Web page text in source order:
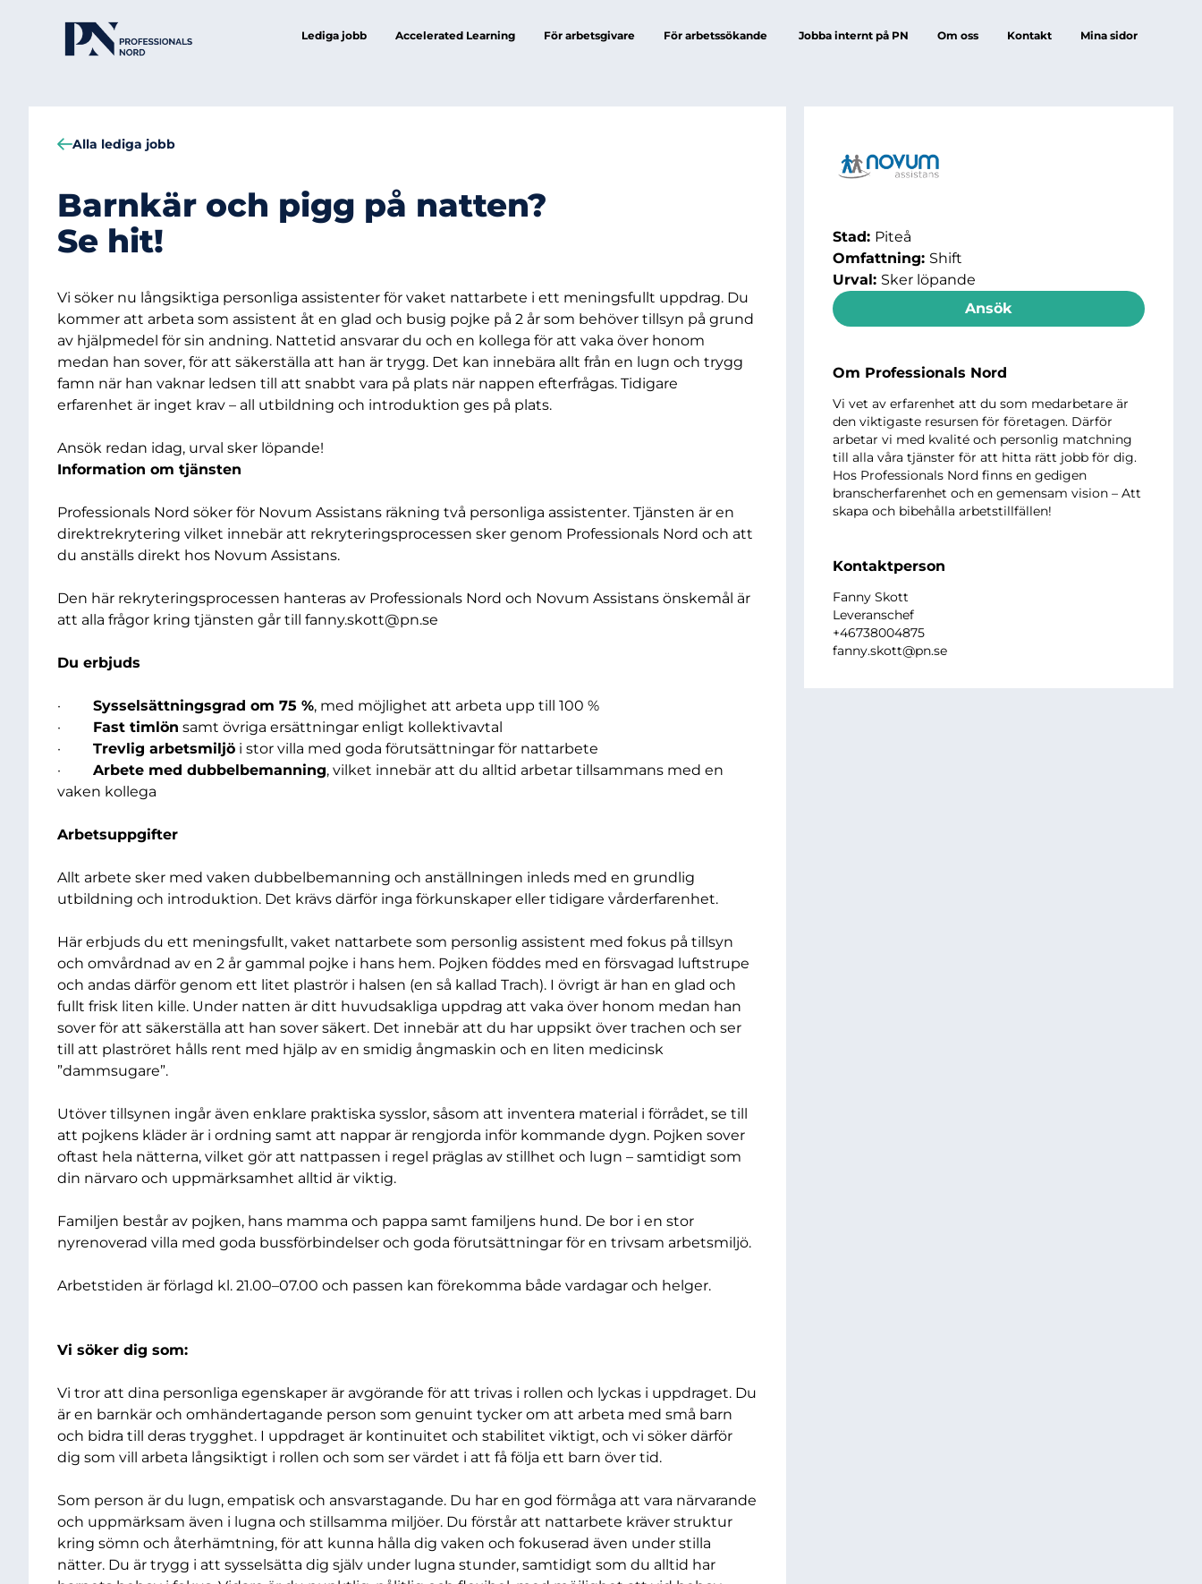
Lediga jobb Accelerated Learning För arbetsgivare För arbetssökande Jobba internt på PN Om oss Kontakt Mina sidor
Alla lediga jobb
Barnkär och pigg på natten?
Se hit!
Vi söker nu långsiktiga personliga assistenter för vaket nattarbete i ett meningsfullt uppdrag. Du
kommer att arbeta som assistent åt en glad och busig pojke på 2 år som behöver tillsyn på grund
av hjälpmedel för sin andning. Nattetid ansvarar du och en kollega för att vaka över honom
medan han sover, för att säkerställa att han är trygg. Det kan innebära allt från en lugn och trygg
famn när han vaknar ledsen till att snabbt vara på plats när nappen efterfrågas. Tidigare
erfarenhet är inget krav – all utbildning och introduktion ges på plats.
Ansök redan idag, urval sker löpande!
Information om tjänsten
Professionals Nord söker för Novum Assistans räkning två personliga assistenter. Tjänsten är en
direktrekrytering vilket innebär att rekryteringsprocessen sker genom Professionals Nord och att
du anställs direkt hos Novum Assistans.
Den här rekryteringsprocessen hanteras av Professionals Nord och Novum Assistans önskemål är
att alla frågor kring tjänsten går till fanny.skott@pn.se
Du erbjuds
· Sysselsättningsgrad om 75 %, med möjlighet att arbeta upp till 100 %
· Fast timlön samt övriga ersättningar enligt kollektivavtal
· Trevlig arbetsmiljö i stor villa med goda förutsättningar för nattarbete
· Arbete med dubbelbemanning, vilket innebär att du alltid arbetar tillsammans med en
vaken kollega
Arbetsuppgifter
Allt arbete sker med vaken dubbelbemanning och anställningen inleds med en grundlig
utbildning och introduktion. Det krävs därför inga förkunskaper eller tidigare vårderfarenhet.
Här erbjuds du ett meningsfullt, vaket nattarbete som personlig assistent med fokus på tillsyn
och omvårdnad av en 2 år gammal pojke i hans hem. Pojken föddes med en försvagad luftstrupe
och andas därför genom ett litet plaströr i halsen (en så kallad Trach). I övrigt är han en glad och
fullt frisk liten kille. Under natten är ditt huvudsakliga uppdrag att vaka över honom medan han
sover för att säkerställa att han sover säkert. Det innebär att du har uppsikt över trachen och ser
till att plaströret hålls rent med hjälp av en smidig ångmaskin och en liten medicinsk
”dammsugare”.
Utöver tillsynen ingår även enklare praktiska sysslor, såsom att inventera material i förrådet, se till
att pojkens kläder är i ordning samt att nappar är rengjorda inför kommande dygn. Pojken sover
oftast hela nätterna, vilket gör att nattpassen i regel präglas av stillhet och lugn – samtidigt som
din närvaro och uppmärksamhet alltid är viktig.
Familjen består av pojken, hans mamma och pappa samt familjens hund. De bor i en stor
nyrenoverad villa med goda bussförbindelser och goda förutsättningar för en trivsam arbetsmiljö.
Arbetstiden är förlagd kl. 21.00–07.00 och passen kan förekomma både vardagar och helger.
Vi söker dig som:
Vi tror att dina personliga egenskaper är avgörande för att trivas i rollen och lyckas i uppdraget. Du
är en barnkär och omhändertagande person som genuint tycker om att arbeta med små barn
och bidra till deras trygghet. I uppdraget är kontinuitet och stabilitet viktigt, och vi söker därför
dig som vill arbeta långsiktigt i rollen och som ser värdet i att få följa ett barn över tid.
Som person är du lugn, empatisk och ansvarstagande. Du har en god förmåga att vara närvarande
och uppmärksam även i lugna och stillsamma miljöer. Du förstår att nattarbete kräver struktur
kring sömn och återhämtning, för att kunna hålla dig vaken och fokuserad även under stilla
nätter. Du är trygg i att sysselsätta dig själv under lugna stunder, samtidigt som du alltid har
Stad: Piteå
Omfattning: Shift
Urval: Sker löpande
Ansök
Om Professionals Nord
Vi vet av erfarenhet att du som medarbetare är
den viktigaste resursen för företagen. Därför
arbetar vi med kvalité och personlig matchning
till alla våra tjänster för att hitta rätt jobb för dig.
Hos Professionals Nord finns en gedigen
branscherfarenhet och en gemensam vision – Att
skapa och bibehålla arbetstillfällen!
Kontaktperson
Fanny Skott
Leveranschef
+46738004875
fanny.skott@pn.se